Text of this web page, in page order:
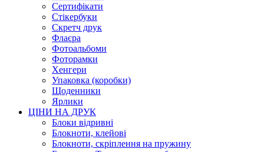
Сертифікати
Стікербуки
Скретч друк
Флаєра
Фотоальбоми
Фоторамки
Хенгери
Упаковка (коробки)
Щоденники
Ярлики
ЦІНИ НА ДРУК
Блоки відривні
Блокноти, клейові
Блокноти, скріплення на пружину